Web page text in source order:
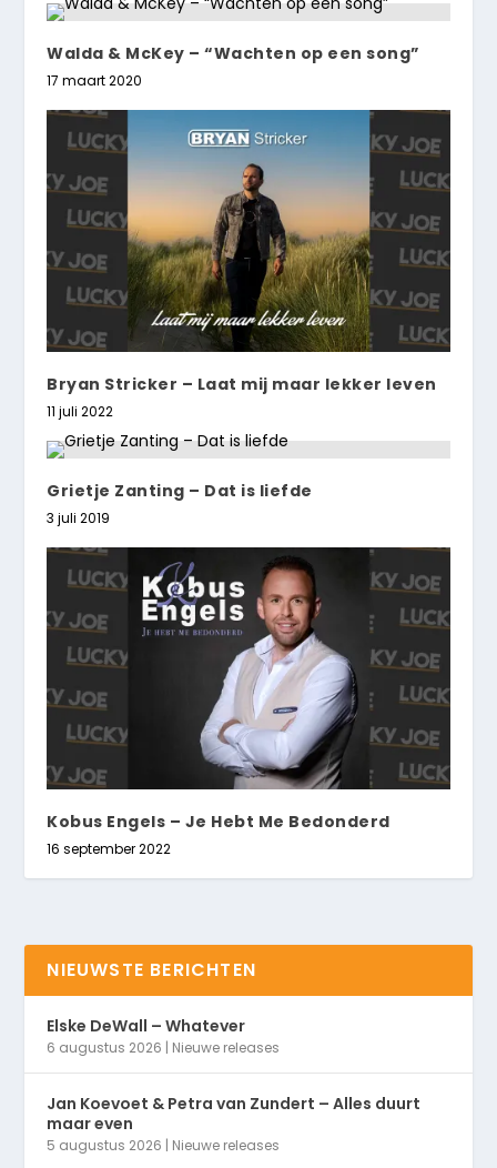
Walda & McKey – “Wachten op een song”
17 maart 2020
Bryan Stricker – Laat mij maar lekker leven
11 juli 2022
Grietje Zanting – Dat is liefde
3 juli 2019
Kobus Engels – Je Hebt Me Bedonderd
16 september 2022
NIEUWSTE BERICHTEN
Elske DeWall – Whatever
6 augustus 2026 | Nieuwe releases
Jan Koevoet & Petra van Zundert – Alles duurt
maar even
5 augustus 2026 | Nieuwe releases